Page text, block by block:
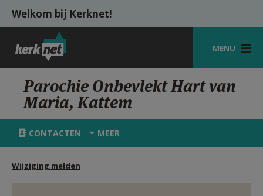
Overslaan en naar de inhoud gaan
Welkom bij Kerknet!
MENU
STARTPAGINA
KERK
VIERINGEN
Parochie Onbevlekt Hart van
Maria, Kattem
CONTACTEN MEER
Wijziging melden